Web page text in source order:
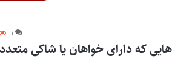
۱
که دارای خواهان یا شاکی متعدد